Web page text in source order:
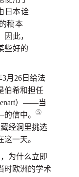
日本诠
稿本
此，
些好的
月26日给法
伯希和担任
）——当
信中。
⑤
经洞里挑选
一天。
为什么立即
时欧洲的学术